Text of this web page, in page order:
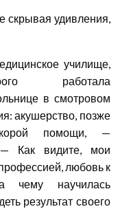
скрывая удивления,
училище,
работала
в смотровом
акушерство, позже
помощи, —
Как видите, мои
любовь к
чему научилась
результат своего